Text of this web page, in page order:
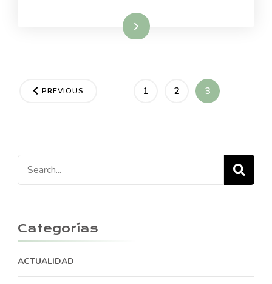
Read More
Navegación
entradas
PREVIOUS PAGE
1 PAGE
2 PAGE
3
Search
for:
Categorías
ACTUALIDAD